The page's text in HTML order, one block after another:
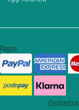
Pagos
Contactos